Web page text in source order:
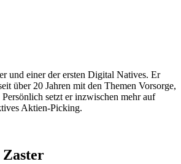
und einer der ersten Digital Natives. Er
über 20 Jahren mit den Themen Vorsorge,
setzt er inzwischen mehr auf
Aktien-Picking.